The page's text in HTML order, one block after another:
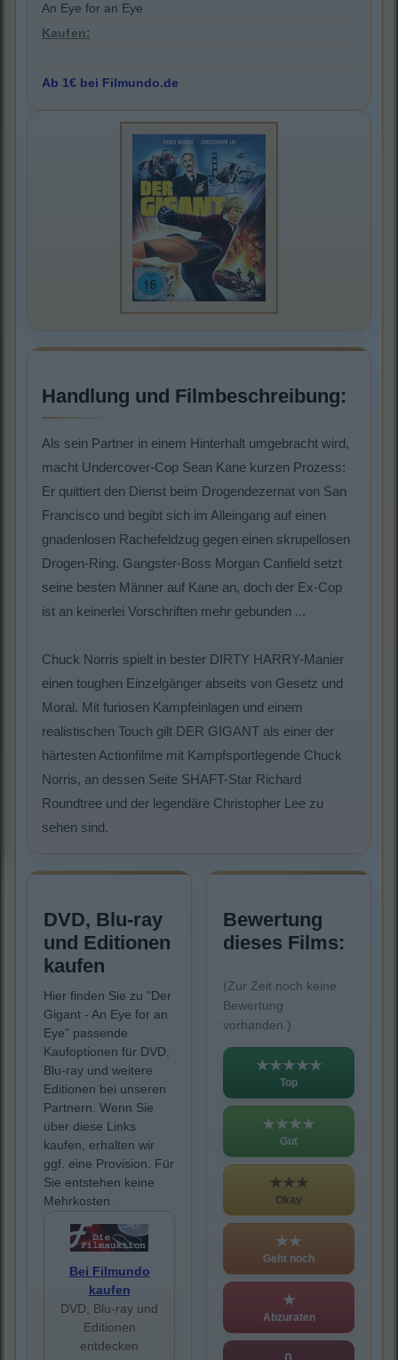
An Eye for an Eye
Kaufen:
Ab 1€ bei Filmundo.de
Handlung und Filmbeschreibung:
Als sein Partner in einem Hinterhalt umgebracht wird,
macht Undercover-Cop Sean Kane kurzen Prozess:
Er quittiert den Dienst beim Drogendezernat von San
Francisco und begibt sich im Alleingang auf einen
gnadenlosen Rachefeldzug gegen einen skrupellosen
Drogen-Ring. Gangster-Boss Morgan Canfield setzt
seine besten Männer auf Kane an, doch der Ex-Cop
ist an keinerlei Vorschriften mehr gebunden ...
Chuck Norris spielt in bester DIRTY HARRY-Manier
einen toughen Einzelgänger abseits von Gesetz und
Moral. Mit furiosen Kampfeinlagen und einem
realistischen Touch gilt DER GIGANT als einer der
härtesten Actionfilme mit Kampfsportlegende Chuck
Norris, an dessen Seite SHAFT-Star Richard
Roundtree und der legendäre Christopher Lee zu
sehen sind.
DVD, Blu-ray
und Editionen
kaufen
Hier finden Sie zu "Der
Gigant - An Eye for an
Eye" passende
Kaufoptionen für DVD,
Blu-ray und weitere
Editionen bei unseren
Partnern. Wenn Sie
über diese Links
kaufen, erhalten wir
ggf. eine Provision. Für
Sie entstehen keine
Mehrkosten.
Bei Filmundo
kaufen
DVD, Blu-ray und
Editionen
entdecken
Bewertung
dieses Films:
(Zur Zeit noch keine
Bewertung
vorhanden.)
★★★★★
Top
★★★★
Gut
★★★
Okay
★★
Geht noch
★
Abzuraten